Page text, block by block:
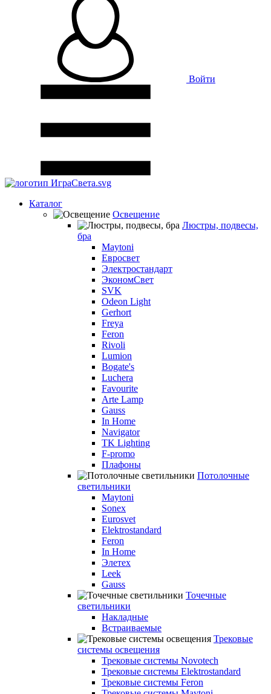
Войти
Каталог
Освещение
Люстры, подвесы,
бра
Maytoni
Евросвет
Электростандарт
ЭкономСвет
SVK
Odeon Light
Gerhort
Freya
Feron
Rivoli
Lumion
Bogate's
Luchera
Favourite
Arte Lamp
Gauss
In Home
Navigator
TK Lighting
F-promo
Плафоны
Потолочные
светильники
Maytoni
Sonex
Eurosvet
Elektrostandard
Feron
In Home
Элетех
Leek
Gauss
Точечные
светильники
Накладные
Встраиваемые
Трековые
системы освещения
Трековые системы Novotech
Трековые системы Elektrostandard
Трековые системы Feron